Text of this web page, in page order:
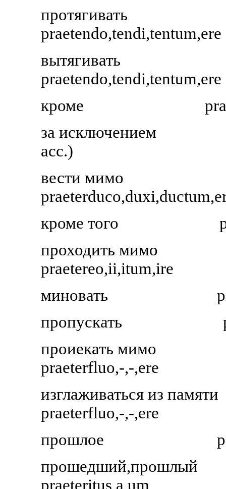
протягивать
praetendo,tendi,tentum,ere
вытягивать
praetendo,tendi,tentum,ere
кроме
за исключением
acc.)
вести мимо
кроме того
проходить мимо
praetereo,ii,itum,ire
миновать
пропускать
проиекать мимо
praeterfluo,-,-,ere
изглаживаться из памяти
praeterfluo,-,-,ere
прошлое
прошедший,прошлый
praeteritus,a,um